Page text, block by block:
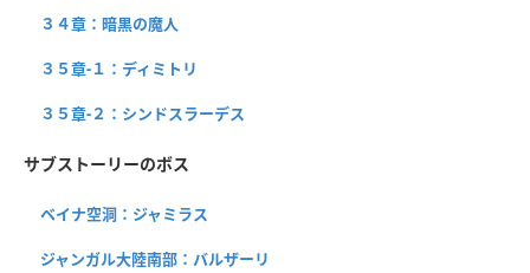
３４章：暗黒の魔人
３５章-１：ディミトリ
３５章-２：シンドスラーデス
サブストーリーのボス
ベイナ空洞：ジャミラス
ジャンガル大陸南部：バルザーリ